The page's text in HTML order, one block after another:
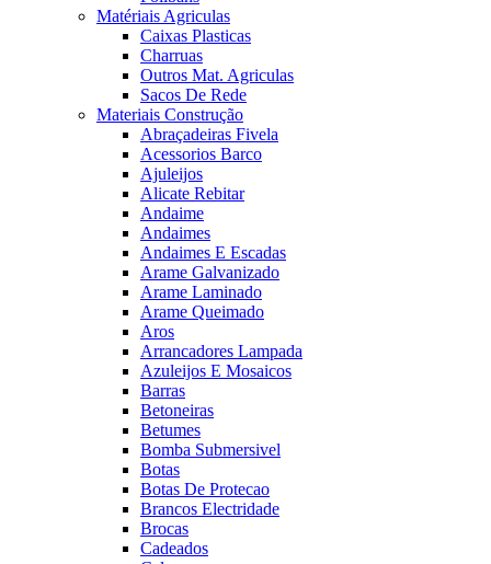
Matériais Agriculas
Caixas Plasticas
Charruas
Outros Mat. Agriculas
Sacos De Rede
Materiais Construção
Abraçadeiras Fivela
Acessorios Barco
Ajuleijos
Alicate Rebitar
Andaime
Andaimes
Andaimes E Escadas
Arame Galvanizado
Arame Laminado
Arame Queimado
Aros
Arrancadores Lampada
Azuleijos E Mosaicos
Barras
Betoneiras
Betumes
Bomba Submersivel
Botas
Botas De Protecao
Brancos Electridade
Brocas
Cadeados